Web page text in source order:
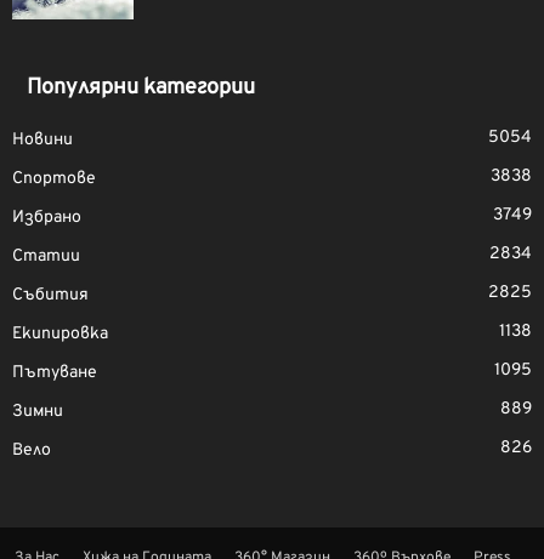
Популярни категории
Новини
5054
Спортове
3838
Избрано
3749
Статии
2834
Събития
2825
Екипировка
1138
Пътуване
1095
Зимни
889
Вело
826